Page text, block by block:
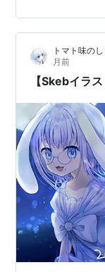
トマト味の
月前
【Skebイラ